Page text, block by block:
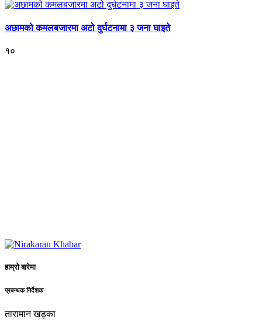
अछामको कमलबजारमा अटो दुर्घटनामा ३ जना घाइते
१०
हाम्रो बारेमा
प्रबन्धक निर्देशक
तारामान खड्का